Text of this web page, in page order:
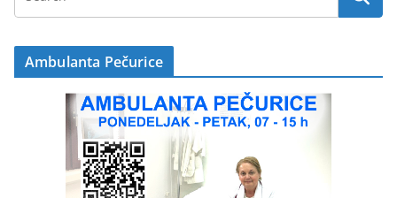
Ambulanta Pečurice